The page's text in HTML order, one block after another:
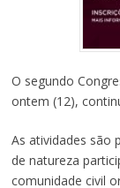
O segundo
ontem (12),
As atividades são
de natureza
comunidade civil